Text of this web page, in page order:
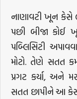
નાણાવટી ખૂન કેસે
પછી બીજા કોઈ
પબ્લિસિટી
મોટો. તેણે સતત
પ્રગટ કર્યા, અને
સતત છાપીને આ કેસ